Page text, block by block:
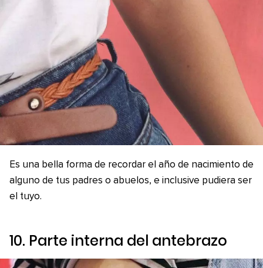
Es una bella forma de recordar el año de nacimiento de
alguno de tus padres o abuelos, e inclusive pudiera ser
el tuyo.
10. Parte interna del antebrazo